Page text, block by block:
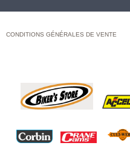
CONDITIONS GÉNÉRALES DE VENTE